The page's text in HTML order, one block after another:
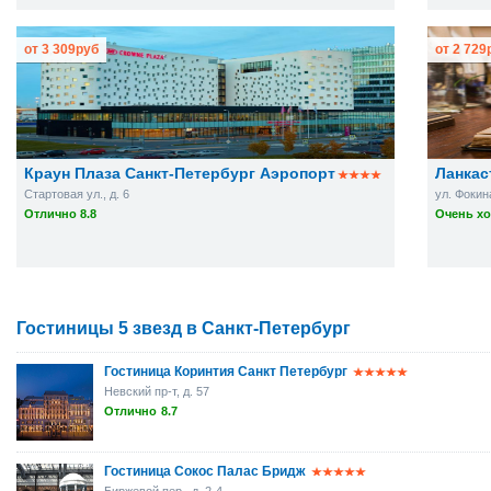
Краун Плаза Санкт-Петербург Аэропорт
Стартовая ул., д. 6
Отлично 8.8
от 3 309руб
ул.
Очень
от 2 729
Гостиницы 5 звезд в Санкт-Петербург
Гостиница Коринтия Санкт Петербург
Невский пр-т, д. 57
Отлично 8.7
Гостиница Сокос Палас Бридж